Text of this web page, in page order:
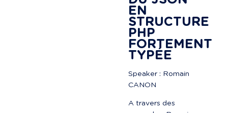
EN
STRUCTURE
PHP
FORTEMENT
TYPÉE
Speaker : Romain
CANON
A travers des